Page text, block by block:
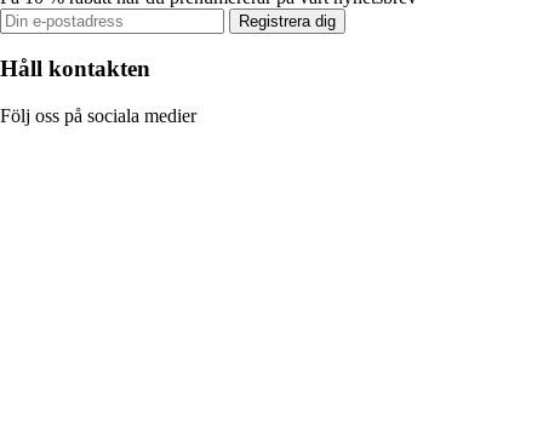
Registrera dig
Håll kontakten
Följ oss på sociala medier